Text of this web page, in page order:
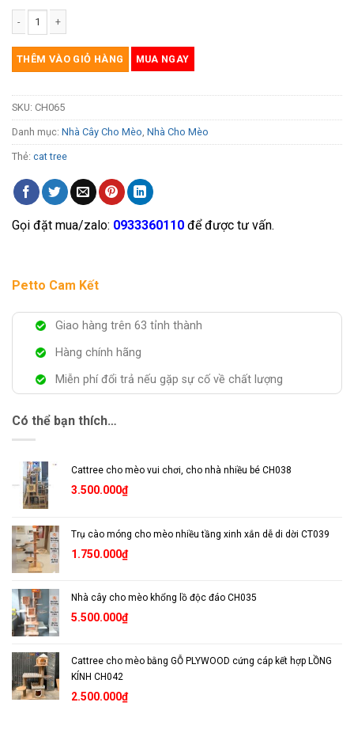
THÊM VÀO GIỎ HÀNG MUA NGAY
SKU: CH065
Danh mục: Nhà Cây Cho Mèo, Nhà Cho Mèo
Thẻ: cat tree
Gọi đặt mua/zalo: 0933360110 để được tư vấn.
Petto Cam Kết
Giao hàng trên 63 tỉnh thành
Hàng chính hãng
Miễn phí đổi trả nếu gặp sự cố về chất lượng
Có thể bạn thích…
Cattree cho mèo vui chơi, cho nhà nhiều bé CH038
3.500.000₫
Trụ cào móng cho mèo nhiều tầng xinh xắn dễ di dời CT039
1.750.000₫
Nhà cây cho mèo khổng lồ độc đáo CH035
5.500.000₫
Cattree cho mèo bằng GỖ PLYWOOD cứng cáp kết hợp LỒNG
KÍNH CH042
2.500.000₫